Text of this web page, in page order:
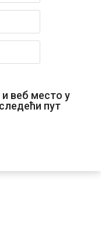
и веб место у
пут